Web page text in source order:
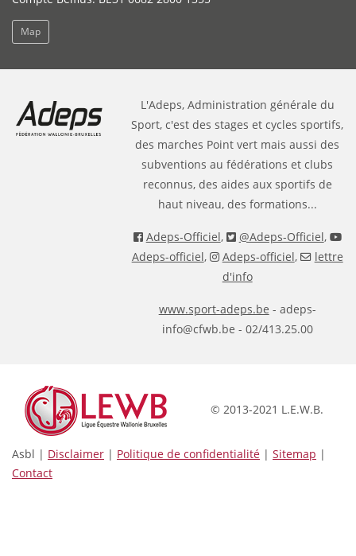
Map
L'Adeps, Administration générale du
Sport, c'est des stages et cycles sportifs,
des marches Point vert mais aussi des
subventions au fédérations et clubs
reconnus, des aides aux sportifs de
haut niveau, des formations...
Adeps-Officiel, @Adeps-Officiel,
Adeps-officiel, Adeps-officiel,
lettre
d'info
www.sport-adeps.be - adeps-
info@cfwb.be - 02/413.25.00
© 2013-2021 L.E.W.B.
Asbl | Disclaimer | Politique de confidentialité | Sitemap |
Contact